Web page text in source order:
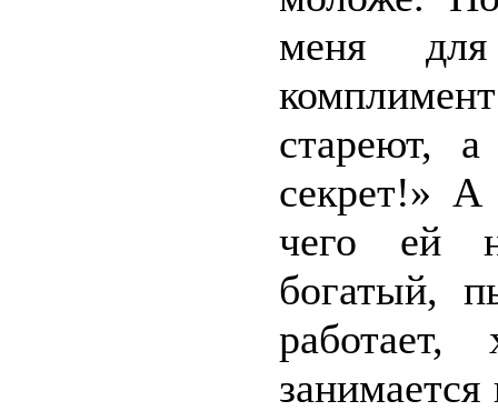
меня
стареют,
секрет!»
чего ей
богатый,